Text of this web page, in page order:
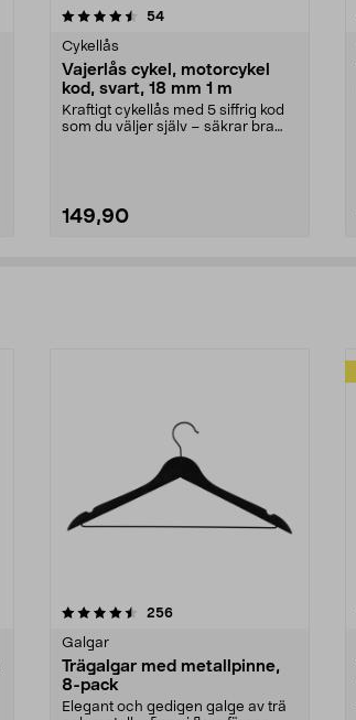
54recensioner
Cykellås
Vajerlås cykel, motorcykel
kod, svart, 18 mm 1 m
Kraftigt cykellås med 5 siffrig kod
som du väljer själv – säkrar bra
149,90
4.5 av 5 stjärnor
256recensioner
Galgar
Trägalgar med metallpinne,
8-pack
Elegant och gedigen galge av trä
4.0av 5 stjärnor